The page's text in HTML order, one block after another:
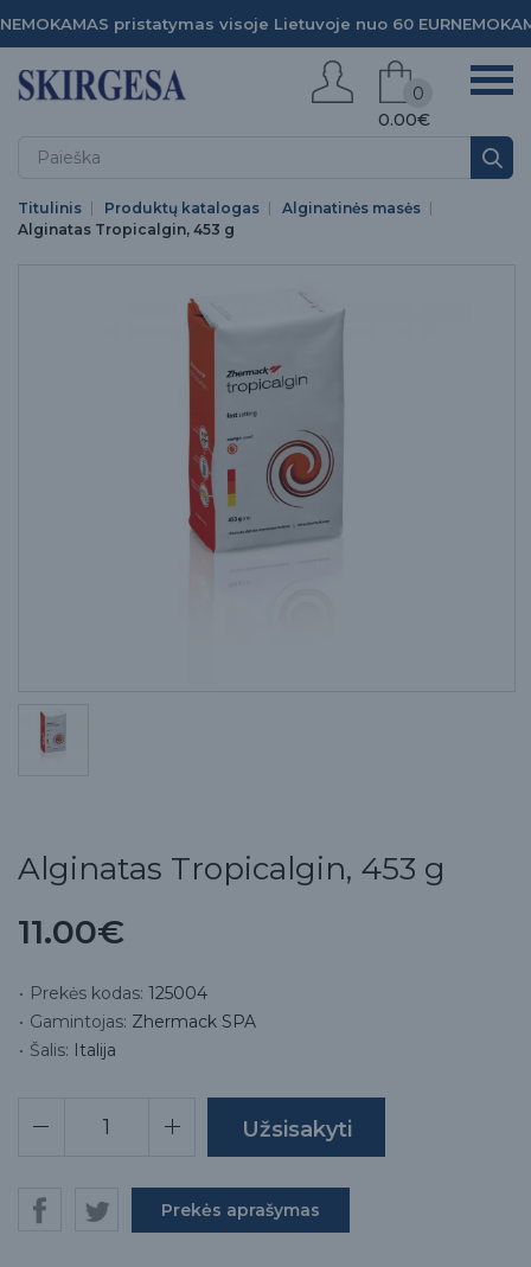
NEMOKAMAS pristatymas visoje Lietuvoje nuo 60 EUR
0.00€
0
Titulinis Produktų katalogas
Alginatinės masės
Alginatas Tropicalgin, 453 g
Alginatas Tropicalgin, 453 g
11.00€
Prekės kodas: 125004
Gamintojas: Zhermack SPA
Šalis: Italija
Prekės aprašymas